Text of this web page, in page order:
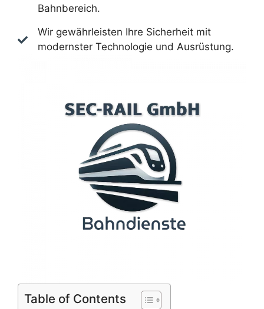
Bahnbereich.
Wir gewährleisten Ihre Sicherheit mit
modernster Technologie und Ausrüstung.
Table of Contents